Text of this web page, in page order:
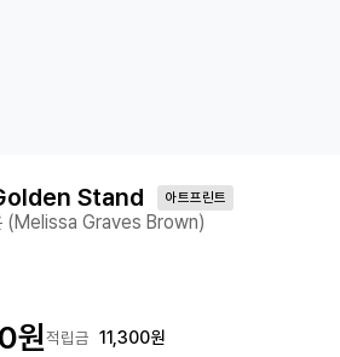
Stand 아트프린트
(Melissa Graves Brown)
원적립금 11,300원